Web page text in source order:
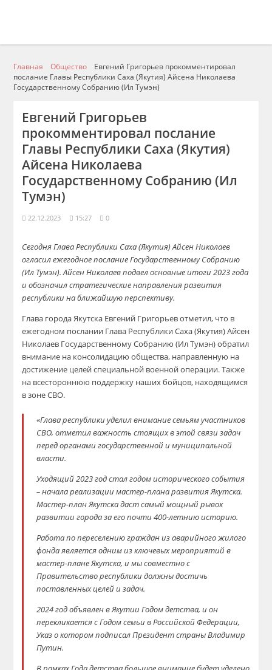
Главная Общество
Евгений Григорьев прокомментировал
послание Главы Республики Саха (Якутия) Айсена Николаева
Государственному Собранию (Ил Тумэн)
Евгений Григорьев
прокомментировал послание
Главы Республики Саха (Якутия)
Айсена Николаева
Государственному Собранию (Ил
Тумэн)
22.12.2023 15:27 0
Сегодня Глава Республики Саха (Якутия) Айсен Николаев
огласил ежегодное послание Государственному Собранию
(Ил Тумэн). Айсен Николаев подвел основные итоги 2023 года
и обозначил стратегические направления развития
республики на ближайшую перспективу.
Глава города Якутска Евгений Григорьев отметил, что в
ежегодном послании Глава Республики Саха (Якутия) Айсен
Николаев Государственному Собранию (Ил Тумэн) обратил
внимание на консолидацию общества, направленную на
достижение целей специальной военной операции. Также
на всестороннюю поддержку наших бойцов, находящимся
в зоне СВО.
«Глава республики уделил внимание семьям участников
СВО, отметил важность стоящих в этой связи задач
перед органами государственной и муниципальной
власти.
Уходящий 2023 год стал годом исторического события
– начала реализации мастер-плана развития Якутска.
Мастер-план Якутска даст самый мощный рывок
развитии города за его почти 400-летнию историю.
Работа по переселению граждан из аварийного жилого
фонда является одним из ключевых мероприятий в
мастер-плане Якутска, и мы совместно с
Правительство республики должны достичь
поставленных целей и задач.
2024 год объявлен в Якутии Годом детства, и он
перекликается с Годом семьи в Российской Федерации,
Указ о котором подписал Президент страны Владимир
Путин.